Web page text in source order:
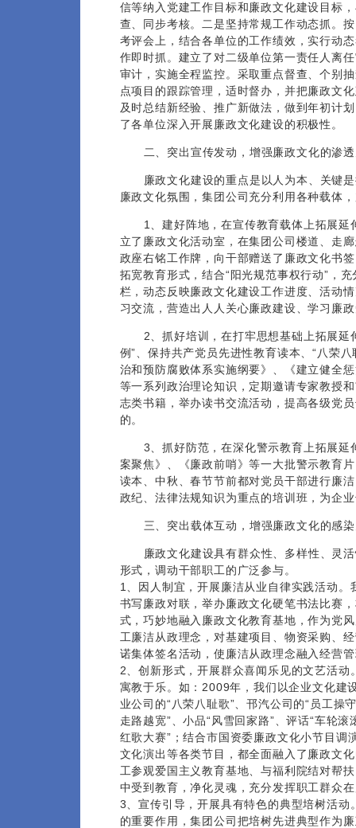
信等纳入党建工作目标和廉政文化建设目标
查、同步考核。二是坚持常规工作动态抓。
考评会上，结合各单位的工作绩效，实行动
作即时抓。建立了对二级单位第一责任人离
审计，实施全程监控。采取重点督查、个别
点项目的跟踪管理，适时督办，并把廉政文
及时总结新经验、推广新做法，做到年初计
了各单位深入开展廉政文化建设的积极性。
二、突出宣传发动，增强廉政文化的渗
廉政文化建设的重点是以人为本、关键
廉政文化氛围，集团公司充分利用各种载体
1、建好阵地，在宣传教育载体上拓展
立了廉政文化活动室，在集团公司楼道、走
政座右铭工作牌，向干部赠送了廉政文化书
拓宽教育形式，结合“阳光规范事权行动”，
栏，动态反映廉政文化建设工作进度、活动
习交流，营造出人人关心廉政建设、学习廉
2、抓好培训，在打牢思想基础上拓展
例”、保持共产党员先进性教育读本、“八荣
治和预防腐败体系实施纲要》、《建立健全
等一系列政治理论知识，定期邀请专家教授
志类书籍，举办读书交流活动，提高各级党
的。
3、抓好防范，在深化警示教育上拓展
案聚焦》、《廉政前哨》等一大批警示教育
读本、中秋、春节节前都对党员干部进行廉
政纪、法律法规知识为重点的培训班，为企
三、突出载体互动，增强廉政文化的感
廉政文化建设具有群众性、多样性、灵
形式，调动干部职工的广泛参与。
1、因人制宜，开展廉洁从业自律实践活动
书写廉政对联，举办廉政文化硬笔书法比赛
式，巧妙地融入廉政文化教育基地，作为党
工廉洁从政理念，对基建项目、物资采购、
诺集体签名活动，使廉洁从政理念融入经营
2、创新形式，开展群众喜闻乐见的文艺活
寓教于乐。如：2009年，我们以企业文化建
业公司的“八荣八耻歌”、邗汽公司的“员工操
走路越宽”、小品“风雪回家路”、评话“车轮
红歌大赛”；结合市国资委廉政文化小节目
文化演出等各类节目，都全面融入了廉政文
工参观爱国主义教育基地、与福利院结对帮
中受到教育，净化灵魂，充分发挥职工群众
3、宣传引导，开展具有特色的典型培树活
的重要作用，集团公司把培树先进典型作为